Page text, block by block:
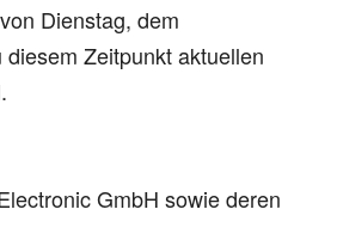
Dienstag, dem
Zeitpunkt aktuellen
GmbH sowie deren